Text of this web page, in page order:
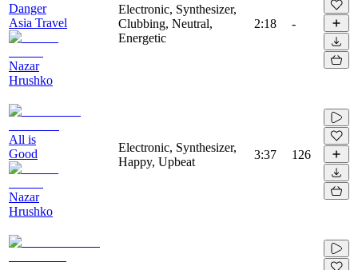
Danger
Asia Travel
Nazar
Hrushko
Electronic, Synthesizer,
Clubbing, Neutral,
Energetic
2:18 -
All is
Good
Nazar
Hrushko
Electronic, Synthesizer,
Happy, Upbeat
3:37 126